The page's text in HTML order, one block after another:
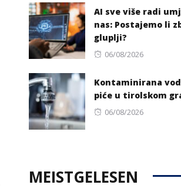
AI sve više radi
nas: Postajemo li
gluplji?
Posted
06/08/2026
Kontaminirana
piće u tirolskom
Posted
06/08/2026
MEISTGELESEN